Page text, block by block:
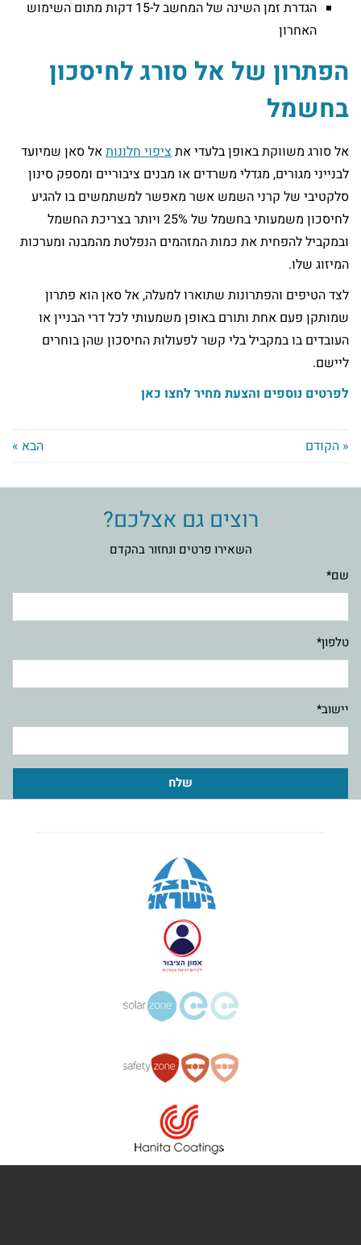
הגדרת זמן השינה של המחשב ל-15 דקות מתום השימוש
האחרון
הפתרון של אל סורג לחיסכון
בחשמל
אל סורג משווקת באופן בלעדי את ציפוי חלונותאל סאן שמיועד
לבנייני מגורים, מגדלי משרדים או מבנים ציבוריים ומספק סינון
סלקטיבי של קרני השמש אשר מאפשר למשתמשים בו להגיע
לחיסכון משמעותי בחשמל של 25% ויותר בצריכת החשמל
ובמקביל להפחית את כמות המזהמים הנפלטת מהמבנה ומערכות
המיזוג שלו.
לצד הטיפים והפתרונות שתוארו למעלה, אל סאן הוא פתרון
שמותקן פעם אחת ותורם באופן משמעותי לכל דרי הבניין או
העובדים בו במקביל בלי קשר לפעולות החיסכון שהן בוחרים
ליישם.
לפרטים נוספים והצעת מחיר לחצו כאן
« הקודם הבא »
רוצים גם אצלכם?
השאירו פרטים ונחזור בהקדם
שם*
טלפון*
יישוב*